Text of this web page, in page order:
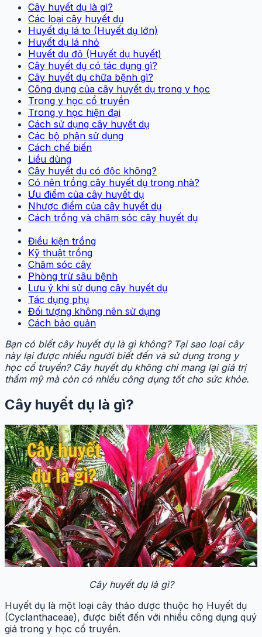
Cây huyết dụ là gì?
Các loại cây huyết dụ
Huyết dụ lá to (Huyết dụ lớn)
Huyết dụ lá nhỏ
Huyết dụ đỏ (Huyết dụ huyết)
Cây huyết dụ có tác dụng gì?
Cây huyết dụ chữa bệnh gì?
Công dụng của cây huyết dụ trong y học
Trong y học cổ truyền
Trong y học hiện đại
Cách sử dụng cây huyết dụ
Các bộ phận sử dụng
Cách chế biến
Liều dùng
Cây huyết dụ có độc không?
Có nên trồng cây huyết dụ trong nhà?
Ưu điểm của cây huyết dụ
Nhược điểm của cây huyết dụ
Cách trồng và chăm sóc cây huyết dụ
Điều kiện trồng
Kỹ thuật trồng
Chăm sóc cây
Phòng trừ sâu bệnh
Lưu ý khi sử dụng cây huyết dụ
Tác dụng phụ
Đối tượng không nên sử dụng
Cách bảo quản
Bạn có biết cây huyết dụ là gì không? Tại sao loại cây
này lại được nhiều người biết đến và sử dụng trong y
học cổ truyền? Cây huyết dụ không chỉ mang lại giá trị
thẩm mỹ mà còn có nhiều công dụng tốt cho sức khỏe.
Cây huyết dụ là gì?
Cây huyết dụ là gì?
Huyết dụ là một loại cây thảo dược thuộc họ Huyết dụ
(Cyclanthaceae), được biết đến với nhiều công dụng quý
giá trong y học cổ truyền.